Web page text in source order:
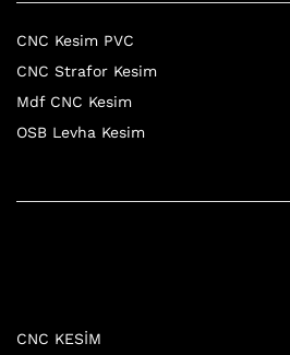
CNC Kesim PVC
CNC Strafor Kesim
Mdf CNC Kesim
OSB Levha Kesim
CNC KESİM